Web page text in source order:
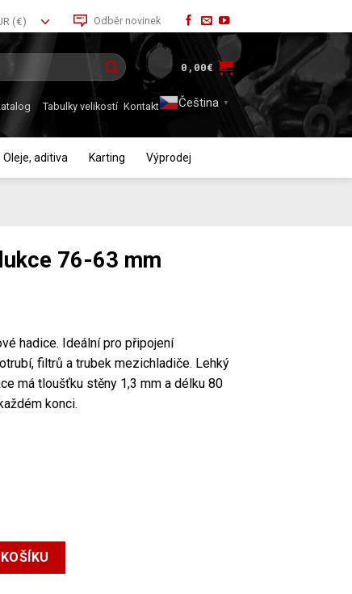
(€) Odběr novinek
0,00€
Tabulky velikostí Kontakt Čeština‎ ▼
Oleje, aditiva Karting Výprodej
76-63 mm
hadice. Ideální pro připojení
filtrů a trubek mezichladiče. Lehký
má tloušťku stěny 1,3 mm a délku 80
konci.
množství